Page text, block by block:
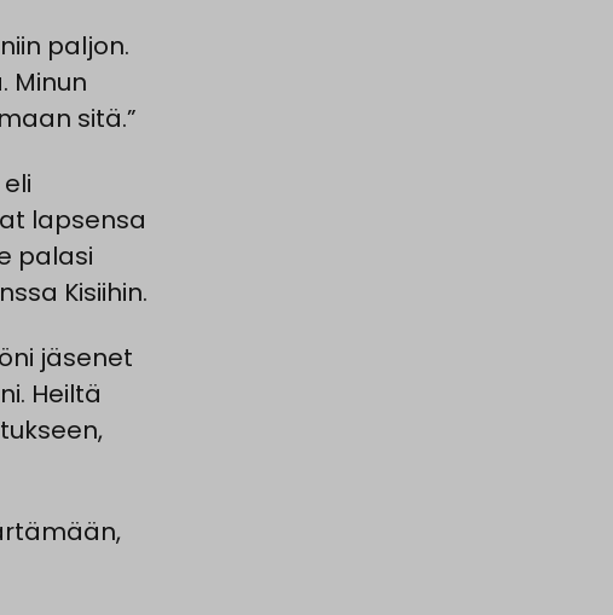
paljon.
Minun
sitä.”
lapsensa
palasi
Kisiihin.
jäsenet
Heiltä